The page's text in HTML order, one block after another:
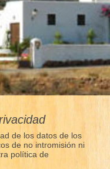
de los datos de los
de no intromisión ni
política de